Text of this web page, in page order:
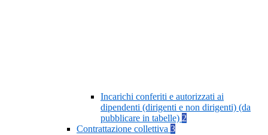
Incarichi conferiti e autorizzati ai
dipendenti (dirigenti e non dirigenti) (da
pubblicare in tabelle) 2
Contrattazione collettiva 3